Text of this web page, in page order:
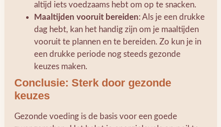
altijd iets voedzaams hebt om op te snacken.
Maaltijden vooruit bereiden: Als je een drukke
dag hebt, kan het handig zijn om je maaltijden
vooruit te plannen en te bereiden. Zo kun je in
een drukke periode nog steeds gezonde
keuzes maken.
Conclusie: Sterk door gezonde
keuzes
Gezonde voeding is de basis voor een goede